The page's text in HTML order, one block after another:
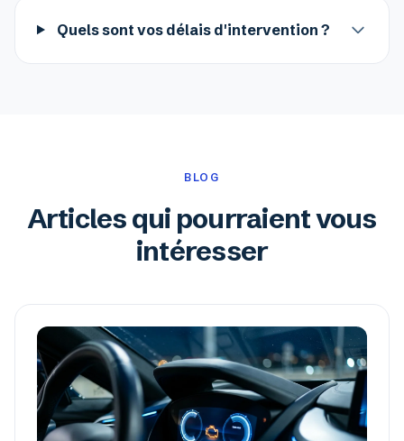
Quels sont vos délais d'intervention ?
BLOG
Articles qui pourraient vous
intéresser